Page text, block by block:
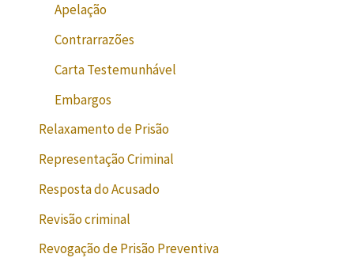
Apelação
Contrarrazões
Carta Testemunhável
Embargos
Relaxamento de Prisão
Representação Criminal
Resposta do Acusado
Revisão criminal
Revogação de Prisão Preventiva